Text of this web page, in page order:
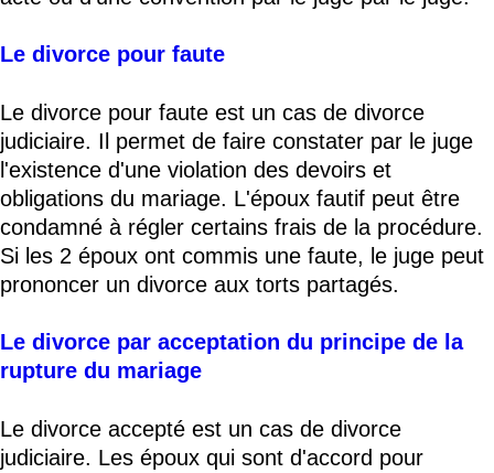
Le divorce pour faute
Le divorce pour faute est un cas de divorce
judiciaire. Il permet de faire constater par le juge
l'existence d'une violation des devoirs et
obligations du mariage. L'époux fautif peut être
condamné à régler certains frais de la procédure.
Si les 2 époux ont commis une faute, le juge peut
prononcer un divorce aux torts partagés.
Le divorce par acceptation du principe de la
rupture du mariage
Le divorce accepté est un cas de divorce
judiciaire. Les époux qui sont d'accord pour